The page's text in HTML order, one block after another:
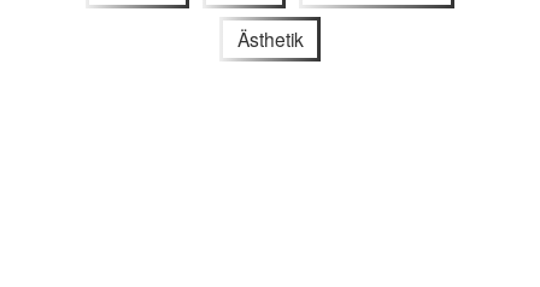
Ästhetik